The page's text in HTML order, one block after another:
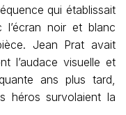
qui établissait
l’écran noir et blanc
Jean Prat avait
l’audace visuelle et
ans plus tard,
héros survolaient la